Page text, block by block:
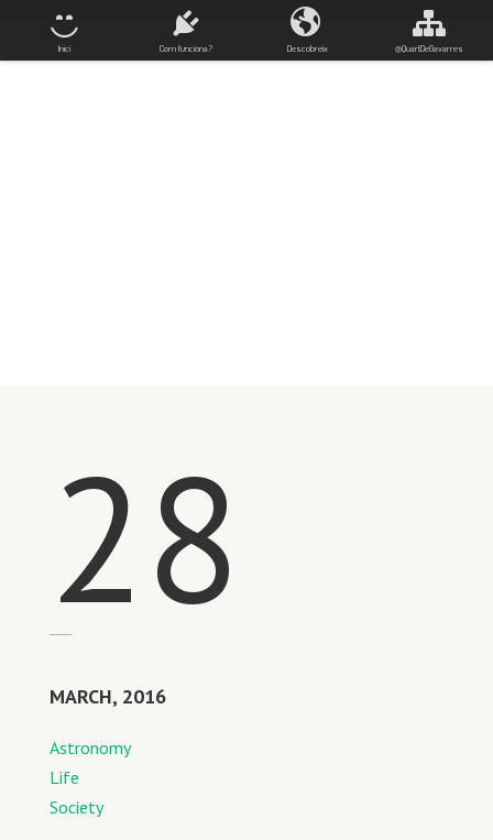
Inici Com funciona? Descobreix @QuartDeGavarres
28
MARCH, 2016
Astronomy
Life
Society